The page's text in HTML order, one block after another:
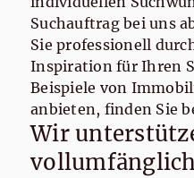
Suchauftrag bei uns
Sie professionell
Inspiration für Ihren
Beispiele von
anbieten, finden Sie
Wir